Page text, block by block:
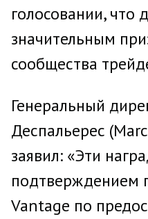
голосовании, что
значительным
сообщества
Генеральный
Деспальерес
заявил: «Эти
подтверждением
Vantage по